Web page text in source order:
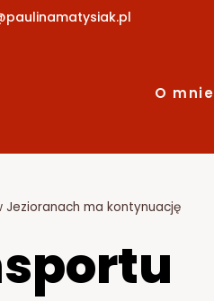
O mnie
ma kontynuację